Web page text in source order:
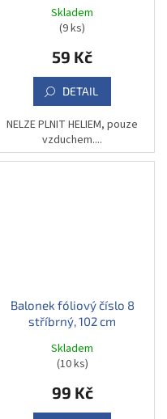
Skladem
(9 ks)
59 Kč
DETAIL
NELZE PLNIT HELIEM, pouze
vzduchem....
Balonek fóliový číslo 8
stříbrný, 102 cm
Skladem
(10 ks)
99 Kč